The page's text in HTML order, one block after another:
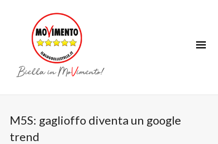
M5S: gaglioffo diventa un google
trend